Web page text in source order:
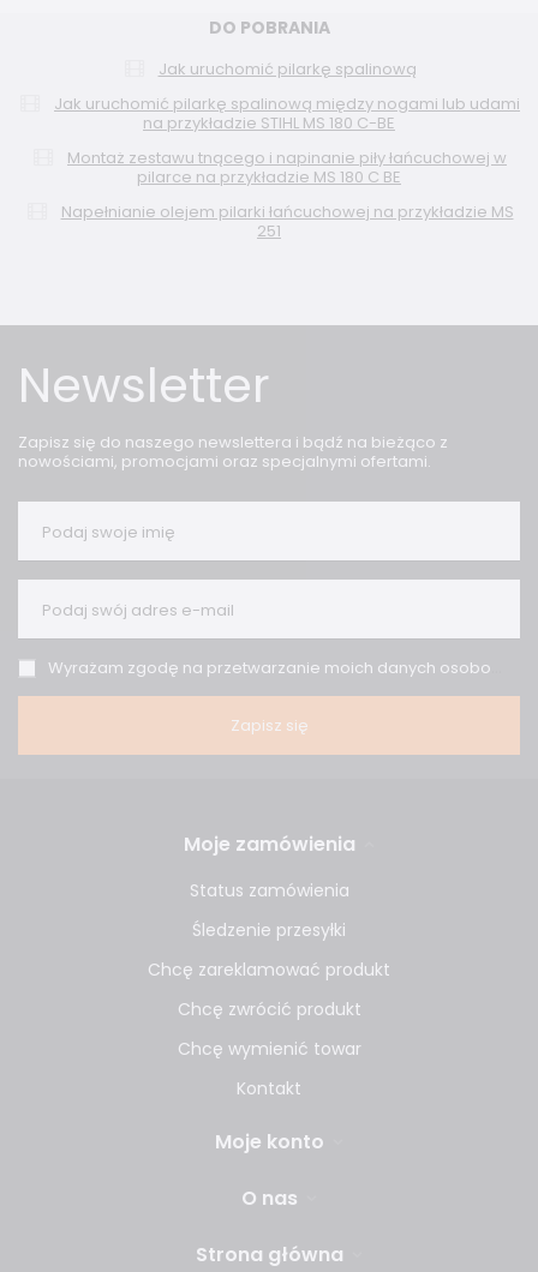
DO POBRANIA
Jak uruchomić pilarkę spalinową
Jak uruchomić pilarkę spalinową między nogami lub udami
na przykładzie STIHL MS 180 C-BE
Montaż zestawu tnącego i napinanie piły łańcuchowej w
pilarce na przykładzie MS 180 C BE
Napełnianie olejem pilarki łańcuchowej na przykładzie MS
251
Newsletter
Zapisz się do naszego newslettera i bądź na bieżąco z
nowościami, promocjami oraz specjalnymi ofertami.
Podaj swoje imię
Podaj swój adres e-mail
Wyrażam zgodę na przetwarzanie moich danych osobowych (adres e-mail) na potrzeby wysyłki newslettera z informacją handlową (marketing). Więcej w
Zapisz się
Moje zamówienia
Status zamówienia
Śledzenie przesyłki
Chcę zareklamować produkt
Chcę zwrócić produkt
Chcę wymienić towar
Kontakt
Moje konto
O nas
Strona główna